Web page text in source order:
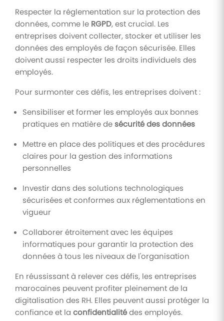
Respecter la réglementation sur la protection des
données, comme le RGPD, est crucial. Les
entreprises doivent collecter, stocker et utiliser les
données des employés de façon sécurisée. Elles
doivent aussi respecter les droits individuels des
employés.
Pour surmonter ces défis, les entreprises doivent :
Sensibiliser et former les employés aux bonnes
pratiques en matière desécurité des données
Mettre en place des politiques et des procédures
claires pour la gestion des informations
personnelles
Investir dans des solutions technologiques
sécurisées et conformes aux réglementations en
vigueur
Collaborer étroitement avec les équipes
informatiques pour garantir la protection des
données à tous les niveaux de l'organisation
En réussissant à relever ces défis, les entreprises
marocaines peuvent profiter pleinement de la
digitalisation des RH. Elles peuvent aussi protéger la
confiance et la confidentialitédes employés.